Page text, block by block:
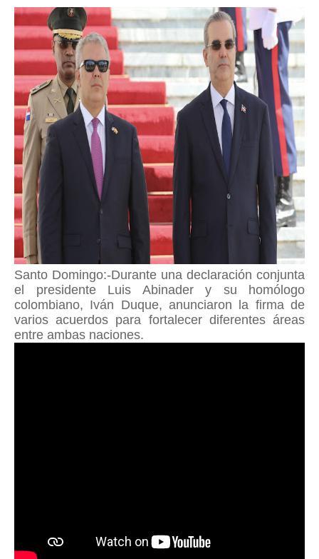
Santo Domingo:-Durante una declaración conjunta
el presidente Luis Abinader y su homólogo
colombiano, Iván Duque, anunciaron la firma de
varios acuerdos para fortalecer diferentes áreas
entre ambas naciones.